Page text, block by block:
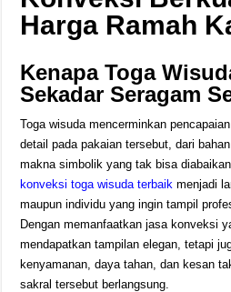
Harga Ramah
Kenapa Toga
Sekadar Seragam
Toga wisuda mencerminkan
detail pada pakaian tersebut, dari
makna simbolik yang tak bisa
konveksi toga wisuda terbaik menjadi
maupun individu yang ingin tampil
Dengan memanfaatkan jasa konveksi
mendapatkan tampilan elegan, tetapi
kenyamanan, daya tahan, dan kesan
sakral tersebut berlangsung.